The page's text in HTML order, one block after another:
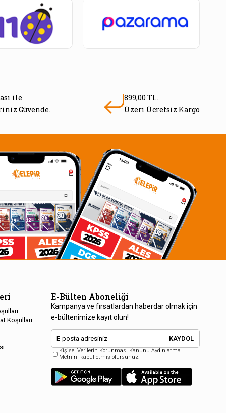
ile
Güvende.
899,00 TL.
Üzeri Ücretsiz Kargo
Koşulları
E-Bülten Aboneliği
Kampanya ve fırsatlardan haberdar olmak için
e-bültenimize kayıt olun!
KAYDOL
Kişisel Verilerin Korunması Kanunu Aydınlatma
Metnini kabul etmiş olursunuz.